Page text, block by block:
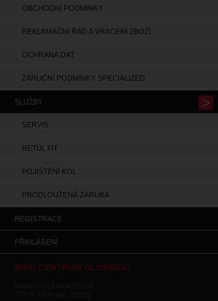
OBCHODNÍ PODMÍNKY
REKLAMAČNÍ ŘÁD A VRÁCENÍ ZBOŽÍ
OCHRANA DAT
ZÁRUČNÍ PODMÍNKY SPECIALIZED
SLUŽBY
SERVIS
RETÜL FIT
POJIŠTĚNÍ KOL
PRODLOUŽENÁ ZÁRUKA
REGISTRACE
PŘIHLÁŠENÍ
BIKE CENTRUM OLOMOUC